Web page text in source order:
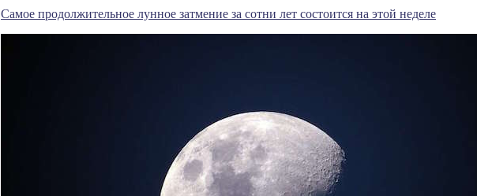
Самое продолжительное лунное затмение за сотни лет состоится на этой неделе